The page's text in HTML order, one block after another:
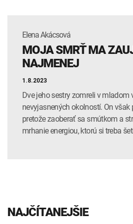
Elena Akácsová
MOJA SMRŤ MA
NAJMENEJ
1.8.2023
Dve jeho sestry zomreli v mladom
nevyjasnených okolností. On však
pretože zaoberať sa smútkom a
mrhanie energiou, ktorú si treba
NAJČÍTANEJŠIE